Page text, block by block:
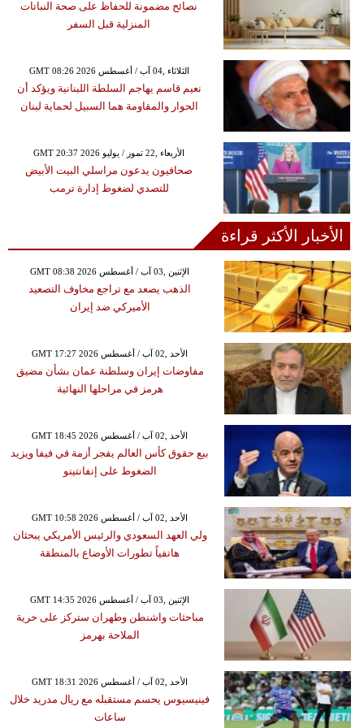
نصائح مضمونة للحفاظ على صحة النباتات
المنزلية قبل السفر
GMT 08:26 2026 الثلاثاء ,04 آب / أغسطس
نعيم قاسم يهاجم السلطة اللبنانية ويؤكد أن
الحوار والمقاومة هما السبيل لحماية لبنان
GMT 20:37 2026 الأربعاء ,22 تموز / يوليو
صحافيون يدعون مراسلي البيت الأبيض
للتصدي لضغوط إدارة ترمب
الأخبار الأكثر قراءة
GMT 08:38 2026 الإثنين ,03 آب / أغسطس
الذهب يصعد مع تراجع مخاوف التصعيد
الأميركي ضد إيران
GMT 17:27 2026 الأحد ,02 آب / أغسطس
مفاوضات إيران وسلطنة عمان بشأن مضيق
هرمز في مراحلها النهائية
GMT 18:45 2026 الأحد ,02 آب / أغسطس
بيع حقوق كأس العالم يفجر أزمة في فيفا ويزيد
الضغوط على إنفانتينو
GMT 10:58 2026 الأحد ,02 آب / أغسطس
ولي العهد السعودي والرئيس الأمريكي يبحثان
هاتفياً تطورات الأوضاع بالمنطقة
GMT 14:35 2026 الإثنين ,03 آب / أغسطس
مباحثات واشنطن وطهران ستركز على حرية
الملاحة بهرمز
GMT 18:31 2026 الأحد ,02 آب / أغسطس
فينيسيوس يحسم مستقبله مع ريال مدريد خلال
ساعات